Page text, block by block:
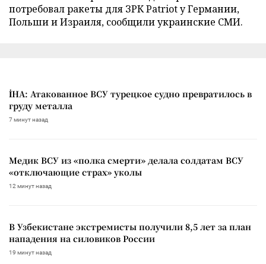
потребовал ракеты для ЗРК Patriot у Германии,
Польши и Израиля, сообщили украинские СМИ.
İHA: Атакованное ВСУ турецкое судно превратилось в
груду металла
7 минут назад
Медик ВСУ из «полка смерти» делала солдатам ВСУ
«отключающие страх» уколы
12 минут назад
В Узбекистане экстремисты получили 8,5 лет за план
нападения на силовиков России
19 минут назад